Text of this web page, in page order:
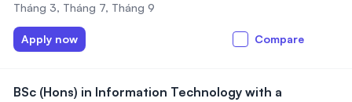
Tháng 3, Tháng 7, Tháng 9
Apply now Compare
BSc (Hons) in Information Technology with a